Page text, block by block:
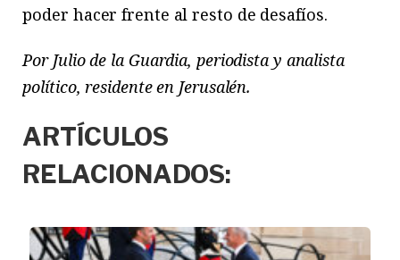
poder hacer frente al resto de desafíos.
Por Julio de la Guardia, periodista y analista
político, residente en Jerusalén.
ARTÍCULOS
RELACIONADOS: